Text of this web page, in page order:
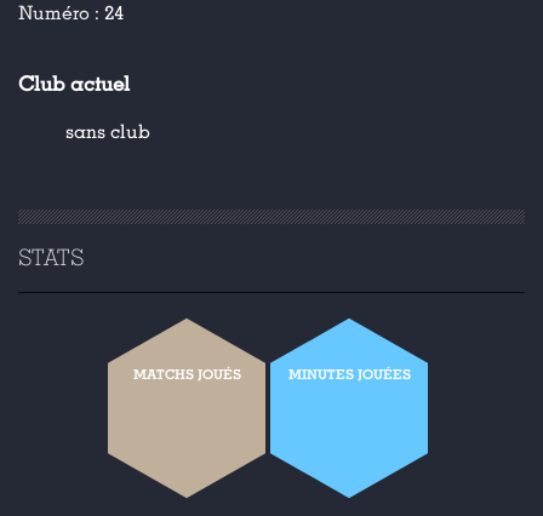
Numéro : 24
Club actuel
sans club
STATS
MATCHS JOUÉS MINUTES JOUÉES